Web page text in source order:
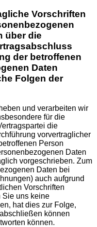
Vorschriften
über die
der betroffenen
Daten
Folgen der
und verarbeiten wir
für die
die
vorvertraglicher
Person
Daten
vorgeschrieben. Zum
Daten bei
auch aufgrund
Vorschriften
Sie uns keine
hat dies zur Folge,
können
können.